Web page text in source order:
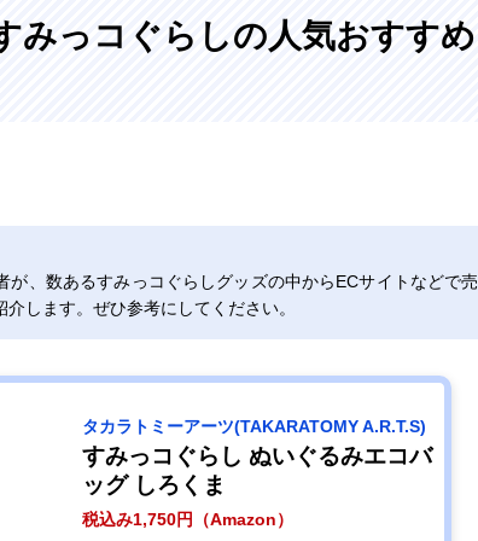
みっコぐらしの人気おすすめ
、数あるすみっコぐらしグッズの中からECサイトなどで売
します。ぜひ参考にしてください。
タカラトミーアーツ(TAKARATOMY A.R.T.S)
すみっコぐらし ぬいぐるみエコバ
ッグ しろくま
税込み1,750円（Amazon）